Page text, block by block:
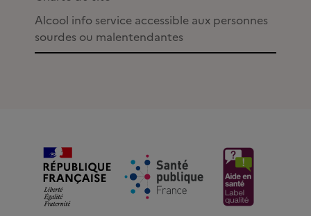
Alcool info service accessible aux personnes
sourdes ou malentendantes